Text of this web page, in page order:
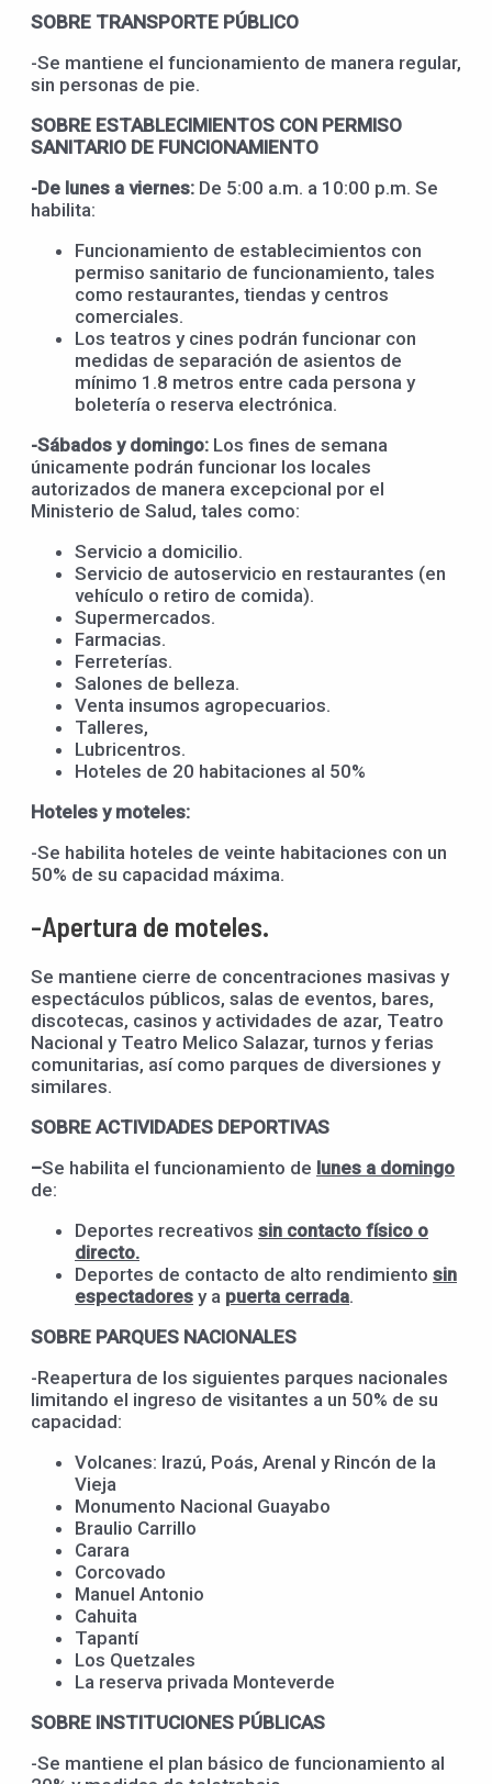
SOBRE TRANSPORTE PÚBLICO
-Se mantiene el funcionamiento de manera regular,
sin personas de pie.
SOBRE ESTABLECIMIENTOS CON PERMISO
SANITARIO DE FUNCIONAMIENTO
-De lunes a viernes: De 5:00 a.m. a 10:00 p.m. Se
habilita:
Funcionamiento de establecimientos con
permiso sanitario de funcionamiento, tales
como restaurantes, tiendas y centros
comerciales.
Los teatros y cines podrán funcionar con
medidas de separación de asientos de
mínimo 1.8 metros entre cada persona y
boletería o reserva electrónica.
-Sábados y domingo: Los fines de semana
únicamente podrán funcionar los locales
autorizados de manera excepcional por el
Ministerio de Salud, tales como:
Servicio a domicilio.
Servicio de autoservicio en restaurantes (en
vehículo o retiro de comida).
Supermercados.
Farmacias.
Ferreterías.
Salones de belleza.
Venta insumos agropecuarios.
Talleres,
Lubricentros.
Hoteles de 20 habitaciones al 50%
Hoteles y moteles:
-Se habilita hoteles de veinte habitaciones con un
50% de su capacidad máxima.
-Apertura de moteles.
Se mantiene cierre de concentraciones masivas y
espectáculos públicos, salas de eventos, bares,
discotecas, casinos y actividades de azar, Teatro
Nacional y Teatro Melico Salazar, turnos y ferias
comunitarias, así como parques de diversiones y
similares.
SOBRE ACTIVIDADES DEPORTIVAS
–Se habilita el funcionamiento de lunes a domingo
de:
Deportes recreativos sin contacto físico o
directo.
Deportes de contacto de alto rendimiento sin
espectadores y a puerta cerrada.
SOBRE PARQUES NACIONALES
-Reapertura de los siguientes parques nacionales
limitando el ingreso de visitantes a un 50% de su
capacidad:
Volcanes: Irazú, Poás, Arenal y Rincón de la
Vieja
Monumento Nacional Guayabo
Braulio Carrillo
Carara
Corcovado
Manuel Antonio
Cahuita
Tapantí
Los Quetzales
La reserva privada Monteverde
SOBRE INSTITUCIONES PÚBLICAS
-Se mantiene el plan básico de funcionamiento al